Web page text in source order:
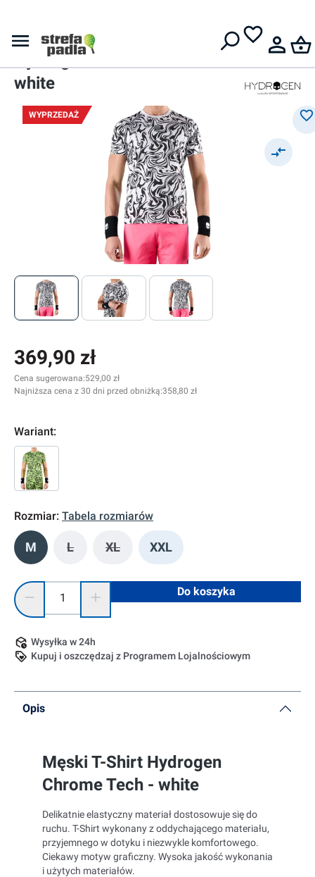
Męski t-shirt
Hydrogen Chrome Tech -
white
WYPRZEDAŻ
369,90 zł
Cena sugerowana:529,00 zł
Najniższa cena z 30 dni przed obniżką:358,80 zł
Wariant:
Rozmiar: Tabela rozmiarów
M L(Ta opcja jest obecnie niedostępna.)
XL(Ta opcja jest obecnie niedostępna.)
XXL
Ilość produktu: Wprowadź żądaną ilość lub użyj
Do koszyka
Wysyłka w 24h
Kupuj i oszczędzaj z Programem Lojalnościowym
Opis
Męski T-Shirt Hydrogen
Chrome Tech - white
Delikatnie elastyczny materiał dostosowuje się do
ruchu. T-Shirt wykonany z oddychającego materiału,
przyjemnego w dotyku i niezwykle komfortowego.
Ciekawy motyw graficzny. Wysoka jakość wykonania
i użytych materiałów.